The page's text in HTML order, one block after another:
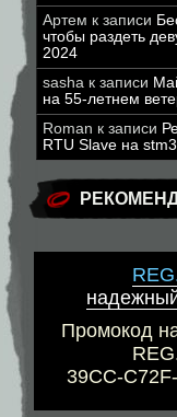
Артем к записи
чтобы раздеть
2024
sasha к записи
на 55-летнем
Roman к записи
RTU Slave на
Промокод
39CC-